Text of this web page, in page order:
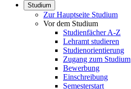
Studium
Zur Hauptseite Studium
Vor dem Studium
Studienfächer A-Z
Lehramt studieren
Studienorientierung
Zugang zum Studium
Bewerbung
Einschreibung
Semesterstart